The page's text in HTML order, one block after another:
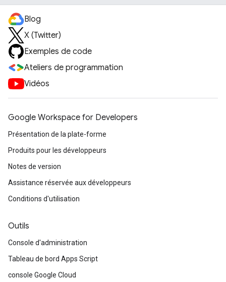
Blog
X (Twitter)
Exemples de code
Ateliers de programmation
Vidéos
Google Workspace for Developers
Présentation de la plate-forme
Produits pour les développeurs
Notes de version
Assistance réservée aux développeurs
Conditions d'utilisation
Outils
Console d'administration
Tableau de bord Apps Script
console Google Cloud